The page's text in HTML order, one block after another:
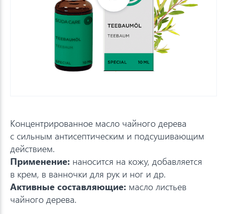
Концентрированное масло чайного дерева
с сильным антисептическим и подсушивающим
действием.
Применение: наносится на кожу, добавляется
в крем, в ванночки для рук и ног и др.
Активные составляющие: масло листьев
чайного дерева.